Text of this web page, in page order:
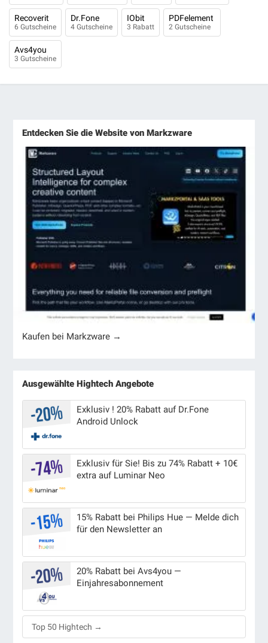
Recoverit
6 Gutscheine
Dr.Fone
4 Gutscheine
IObit
3 Rabatt
PDFelement
2 Gutscheine
Avs4you
3 Gutscheine
Entdecken Sie die Website von Markzware
Kaufen bei Markzware →
Ausgewählte Hightech Angebote
Exklusiv ! 20% Rabatt auf Dr.Fone
Android Unlock
Exklusiv für Sie! Bis zu 74% Rabatt + 10€
extra auf Luminar Neo
15% Rabatt bei Philips Hue — Melde dich
für den Newsletter an
20% Rabatt bei Avs4you —
Einjahresabonnement
Top 50 Hightech →